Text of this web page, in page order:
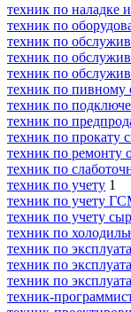
техник по наладке
техник по
техник по
техник по
техник по
техник по пивному
техник по
техник по
техник по прокату
техник по ремонту
техник по
техник по учету 1
техник по учету
техник по учету
техник по
техник по
техник по
техник по
техник-